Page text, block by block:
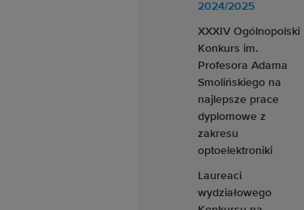
2024/2025
XXXIV Ogólnopolski
Konkurs im.
Profesora Adama
Smolińskiego na
najlepsze prace
dyplomowe z
zakresu
optoelektroniki
Laureaci
wydziałowego